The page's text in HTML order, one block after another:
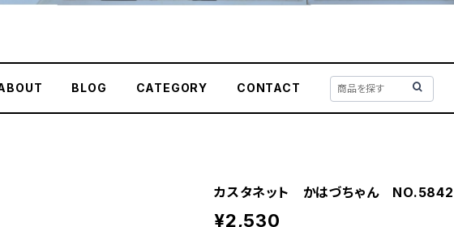
BLOG CATEGORY CONTACT
カスタネット かはづちゃん NO.5842
¥2,530